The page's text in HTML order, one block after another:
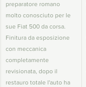
preparatore romano
molto conosciuto per le
sue Fiat 500 da corsa.
Finitura da esposizione
con meccanica
completamente
revisionata, dopo il
restauro totale l'auto ha